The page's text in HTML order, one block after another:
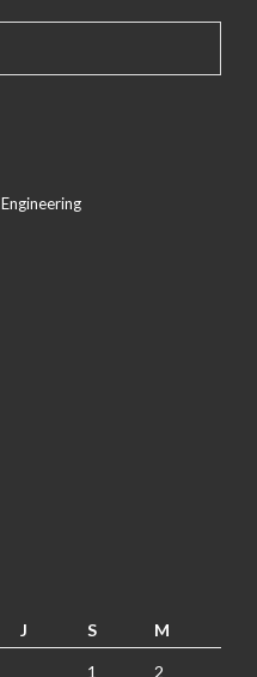
Engineering
J S M
1 2